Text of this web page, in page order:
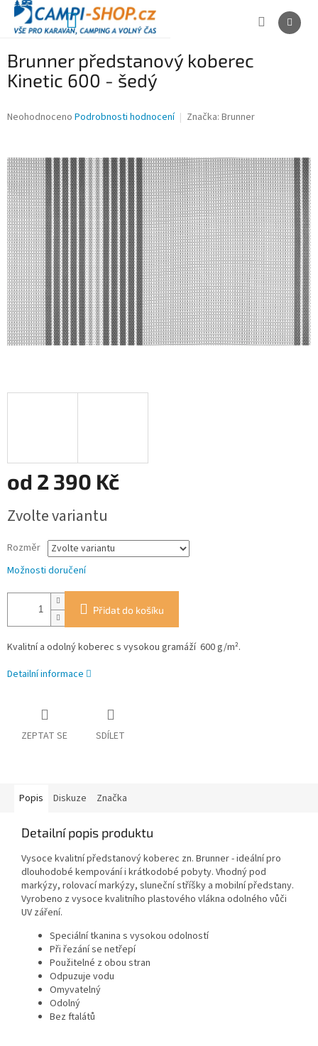
Přejít
obsah
NÁKUPNÍ
Brunner předstanový koberec
Kinetic 600 - šedý
Průměrné
je
0,0
z
5
hvězdiček.
Neohodnoceno Podrobnosti hodnocení Značka: Brunner
od 2 390 Kč
cena:
Zvolte variantu
Rozměr
Možnosti doručení
Přidat do košíku
Kvalitní a odolný koberec s vysokou gramáží 600 g/m².
Detailní informace
ZEPTAT SE SDÍLET
Popis Diskuze Značka
Detailní popis produktu
Vysoce kvalitní předstanový koberec zn. Brunner - ideální pro
dlouhodobé kempování i krátkodobé pobyty. Vhodný pod
markýzy, rolovací markýzy, sluneční stříšky a mobilní předstany.
Vyrobeno z vysoce kvalitního plastového vlákna odolného vůči
UV záření.
Speciální tkanina s vysokou odolností
Při řezání se netřepí
Použitelné z obou stran
Odpuzuje vodu
Omyvatelný
Odolný
Bez ftalátů